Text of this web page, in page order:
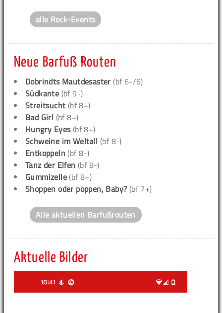
alle Rock-Events
Neue Barfuß Routen
Dobrindts Mautdesaster (bf 6-/6)
Südkante (bf 9-)
Streitsucht (bf 8+)
Bad Girl (bf 8+)
Hungry Eyes(bf 8+)
Schweine im Weltall (bf 8-)
Entkoppeln (bf 8-)
Tanz der Elfen (bf 8-)
Gummizelle (bf 8+)
Shoppen oder poppen, Baby? (bf 7+)
Alle aktuellen Barfußrouten
Aktuelle Bilder